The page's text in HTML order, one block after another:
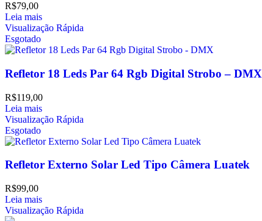
R$79,00
Leia mais
Visualização Rápida
Esgotado
Refletor 18 Leds Par 64 Rgb Digital Strobo – DMX
R$119,00
Leia mais
Visualização Rápida
Esgotado
Refletor Externo Solar Led Tipo Câmera Luatek
R$99,00
Leia mais
Visualização Rápida